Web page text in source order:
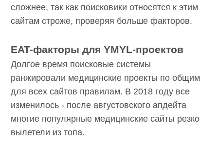
сложнее, так как поисковики относятся к этим
сайтам строже, проверяя больше факторов.
EAT-факторы для YMYL-проектов
Долгое время поисковые системы
ранжировали медицинские проекты по общим
для всех сайтов правилам. В 2018 году все
изменилось - после августовского апдейта
многие популярные медицинские сайты резко
вылетели из топа.